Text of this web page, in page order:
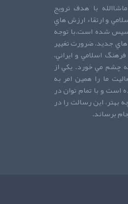
با هدف ترويج
و ارتقاء ارزش هاي
شده است.با توجه
جديد، ضرورت تغيير
اسلامي و ايراني،
چشم مي خورد. يکي از
ما را همين امر به
و با تمام توان در
بهتر، اين رسالت را در
برساند.